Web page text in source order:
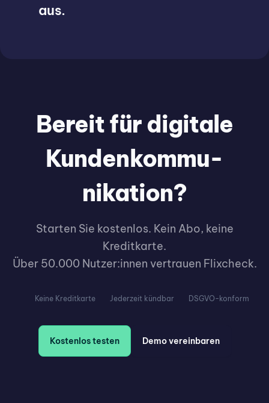
aus.
Bereit für digitale
Kunden­kommu­
nikation?
Starten Sie kostenlos. Kein Abo, keine
Kreditkarte.
Über 50.000 Nutzer:innen vertrauen Flixcheck.
Keine Kreditkarte Jederzeit kündbar DSGVO-konform
Kostenlos testen Demo vereinbaren